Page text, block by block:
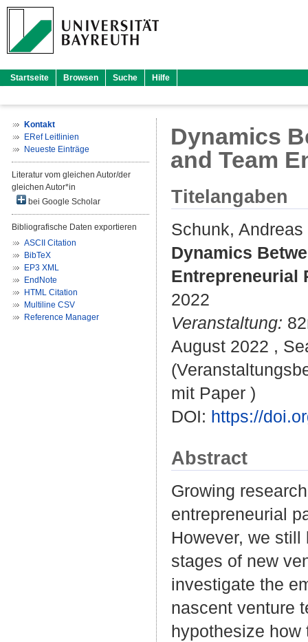
Startseite Browsen Suche Hilfe
Kontakt
ERef Leitlinien
Neueste Einträge
Literatur vom gleichen Autor/der
gleichen Autor*in
bei Google Scholar
Bibliografische Daten exportieren
ASCII Citation
BibTeX
EP3 XML
EndNote
HTML Citation
Multiline CSV
Reference Manager
Dynamics
and Team
Titelangaben
Schunk, Andreas
Dynamics
Entrepreneurial
2022
Veranstaltung:
August 2022 ,
mit Paper )
DOI: https://
Abstract
Growing
entrepreneurial
However, we
stages of new
investigate the
nascent venture
hypothesize how